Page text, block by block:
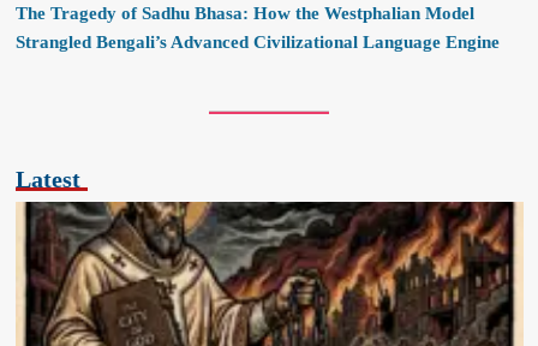
The Tragedy of Sadhu Bhasa: How the Westphalian Model
Strangled Bengali’s Advanced Civilizational Language Engine
Latest